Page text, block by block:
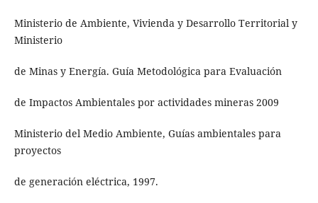
Ministerio de Ambiente, Vivienda y Desarrollo Territorial y
Ministerio
de Minas y Energía. Guía Metodológica para Evaluación
de Impactos Ambientales por actividades mineras 2009
Ministerio del Medio Ambiente, Guías ambientales para
proyectos
de generación eléctrica, 1997.